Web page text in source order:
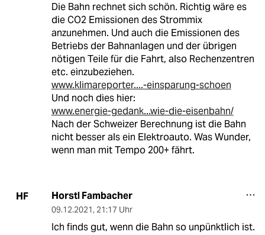
Die Bahn rechnet sich schön. Richtig wäre es
die CO2 Emissionen des Strommix
anzunehmen. Und auch die Emissionen des
Betriebs der Bahnanlagen und der übrigen
nötigen Teile für die Fahrt, also Rechenzentren
etc. einzubeziehen.
www.klimareporter....-einsparung-schoen
Und noch dies hier:
www.energie-gedank...wie-die-eisenbahn/
Nach der Schweizer Berechnung ist die Bahn
nicht besser als ein Elektroauto. Was Wunder,
wenn man mit Tempo 200+ fährt.
HF Horstl Fambacher
09.12.2021, 21:17 Uhr
Ich finds gut, wenn die Bahn so unpünktlich ist.